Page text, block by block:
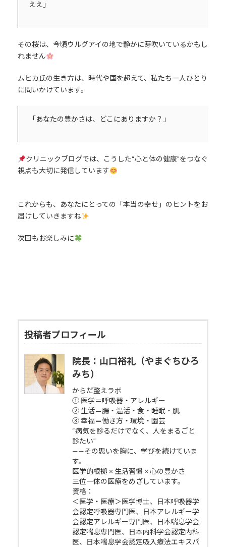
ええ」
その桜は、今頃ウルグアイの地で静かに芽吹いているかもし
れません
ムヒカ氏の生き方は、時代や国を超えて、私たち一人ひとり
に問いかけています。
「あなたの豊かさは、どこにありますか？」
クリニックブログでは、こうした“心と体の健康”をつなぐ
視点も大切に発信しています
これからも、あなたにとっての「本当の幸せ」のヒントをお
届けしていきますね
次回もお楽しみに
投稿者プロフィール
院長：山口裕礼（やまぐちひろ
みち）
からだ整えラボ
① 医学＝呼吸器・アレルギー
② 生活＝腸・温活・食・睡眠・肌
③ 幸福＝働き方・環境・園芸
“病気を診るだけでなく、人をまるごと
診たい”
——その思いを胸に、学びを続けていま
す。
医学的根拠 × 生活習慣 × 心の豊かさ
三位一体の医療をめざしています。
資格：
＜医学・医療＞医学博士、日本呼吸器学
会認定呼吸器専門医、日本アレルギー学
会認定アレルギー専門医、日本喘息学会
認定喘息専門医、日本内科学会認定内科
医、日本喘息学会認定吸入療法エキスパ